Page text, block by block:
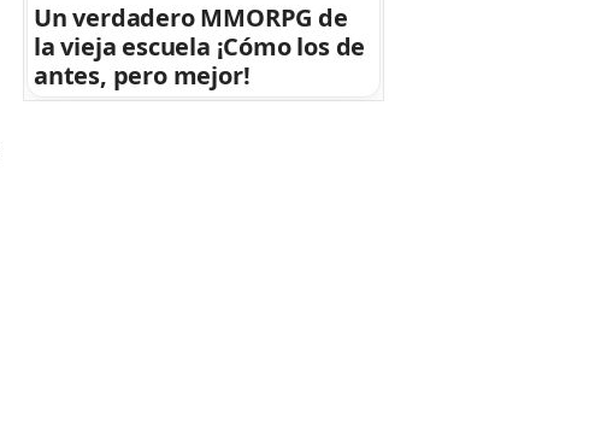
Un verdadero MMORPG de
la vieja escuela ¡Cómo los de
antes, pero mejor!